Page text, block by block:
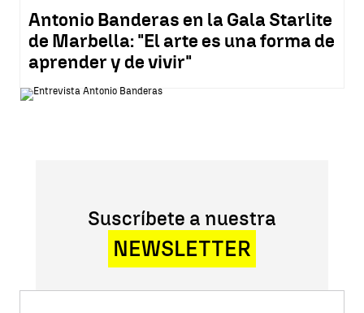
Antonio Banderas en la Gala Starlite
de Marbella: "El arte es una forma de
aprender y de vivir"
Suscríbete a nuestra
NEWSLETTER